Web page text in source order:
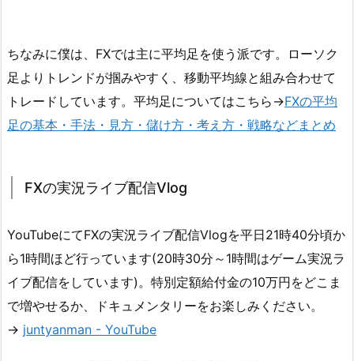
ちなみに僕は、FXでは主に平均足を使う派です。ローソク
足よりトレンドが掴みやすく、移動平均線と組み合わせて
トレードしています。平均足についてはこちら→FXの平均
足の基本・手法・見方・儲け方・考え方・戦略などまとめ
FXの実況ライブ配信Vlog
YouTubeにてFXの実況ライブ配信Vlogを平日21時40分頃か
ら1時間ほど行っています(20時30分～1時間はゲーム実況ラ
イブ配信をしています)。特別定額給付金の10万円をどこま
で増やせるか、ドキュメンタリーをお楽しみください。
→ juntyanman - YouTube